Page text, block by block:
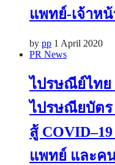
แพทย์-เจ้าห
by pp 1 April 2020
PR News
ไปรษณีย์ไทย
ไปรษณียบัตร
สู้
แพทย์ และค